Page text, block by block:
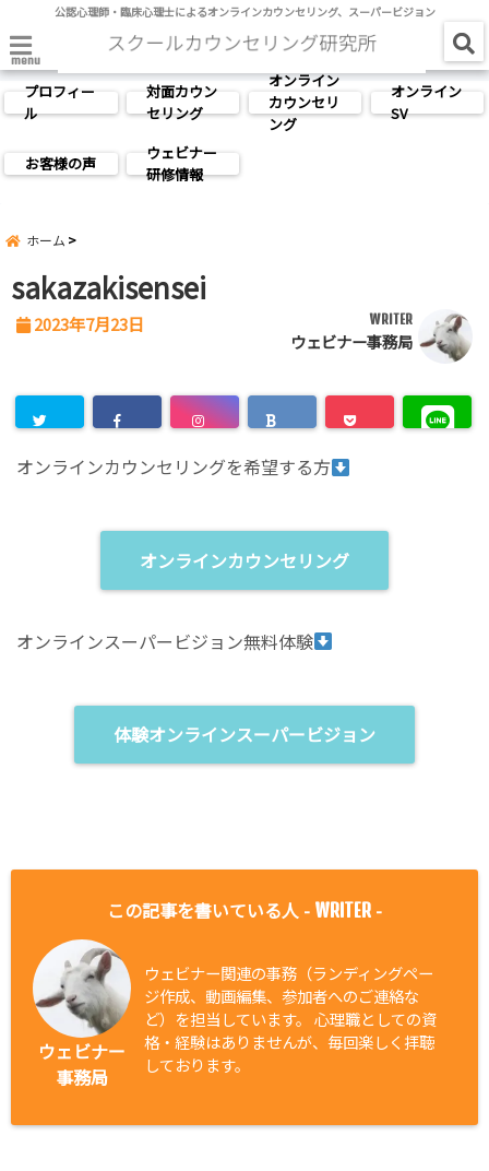
公認心理師・臨床心理士によるオンラインカウンセリング、スーパービジョン
menu
プロフィー
ル
対面カウン
セリング
オンライン
カウンセリ
ング
オンライン
SV
お客様の声
ウェビナー
研修情報
ホーム
sakazakisensei
2023年7月23日 WRITER
ウェビナー事務局
オンラインカウンセリングを希望する方
オンラインカウンセリング
オンラインスーパービジョン無料体験
体験オンラインスーパービジョン
この記事を書いている人 - WRITER -
ウェビナー
事務局
ウェビナー関連の事務（ランディングペー
ジ作成、動画編集、参加者へのご連絡な
ど）を担当しています。 心理職としての資
格・経験はありませんが、毎回楽しく拝聴
しております。